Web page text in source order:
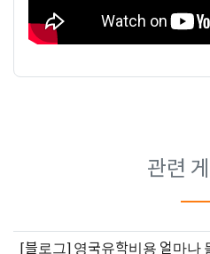
관련
[블로그] 영국유학비용 얼마나